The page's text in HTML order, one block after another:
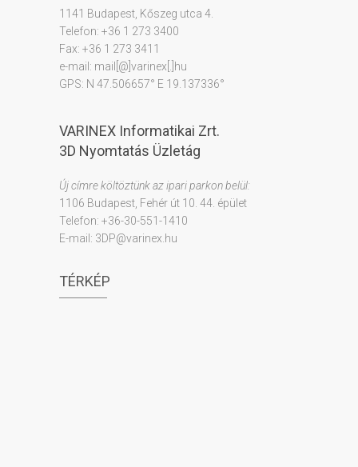
1141 Budapest, Kőszeg utca 4.
Telefon: +36 1 273 3400
Fax: +36 1 273 3411
e-mail: mail[@]varinex[.]hu
GPS: N 47.506657° E 19.137336°
VARINEX Informatikai Zrt.
3D Nyomtatás Üzletág
Új címre költöztünk az ipari parkon belül:
1106 Budapest, Fehér út 10. 44. épület
Telefon: +36-30-551-1410
E-mail: 3DP@varinex.hu
TÉRKÉP